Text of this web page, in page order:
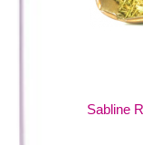
Sabline